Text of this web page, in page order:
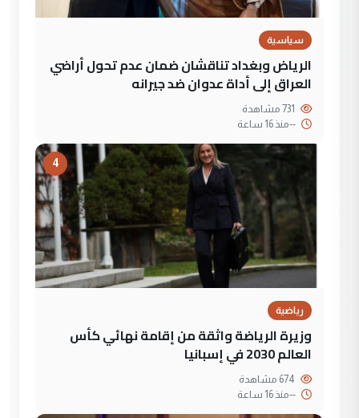
سياسية
الرياض وبغداد تناقشان ضمان عدم تحول أراضي
العراق إلى أداة عدوان ضد جيرانه
--منذ 16 ساعة
4
رياضية
وزيرة الرياضة واثقة من إقامة نهائي كأس
العالم 2030 في إسبانيا
--منذ 16 ساعة